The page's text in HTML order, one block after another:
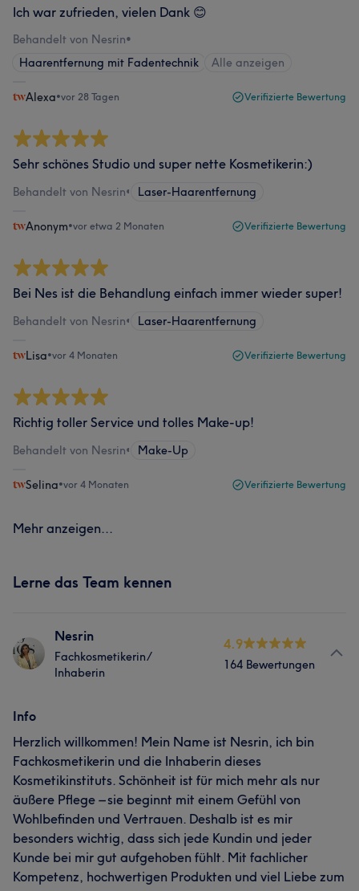
Ich war zufrieden, vielen Dank 😊
Behandelt von Nesrin•
Haarentfernung mit Fadentechnik
Alle anzeigen
Alexa•vor 28 Tagen Verifizierte Bewertung
Sehr schönes Studio und super nette Kosmetikerin:)
Behandelt von Nesrin• Laser-Haarentfernung
Anonym•vor etwa 2 Monaten Verifizierte Bewertung
Bei Nes ist die Behandlung einfach immer wieder super!
Behandelt von Nesrin• Laser-Haarentfernung
Lisa•vor 4 Monaten Verifizierte Bewertung
Richtig toller Service und tolles Make-up!
Behandelt von Nesrin• Make-Up
Selina•vor 4 Monaten Verifizierte Bewertung
Mehr anzeigen...
Lerne das Team kennen
Nesrin
Fachkosmetikerin/
Inhaberin
4.9
164 Bewertungen
Info
Herzlich willkommen! Mein Name ist Nesrin, ich bin
Fachkosmetikerin und die Inhaberin dieses
Kosmetikinstituts. Schönheit ist für mich mehr als nur
äußere Pflege – sie beginnt mit einem Gefühl von
Wohlbefinden und Vertrauen. Deshalb ist es mir
besonders wichtig, dass sich jede Kundin und jeder
Kunde bei mir gut aufgehoben fühlt. Mit fachlicher
Kompetenz, hochwertigen Produkten und viel Liebe zum